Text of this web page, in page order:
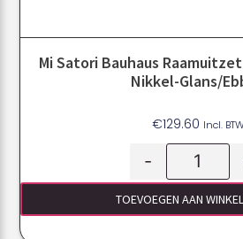
Mi Satori Bauhaus
Nikkel-Glans/
€129.60 Incl.
-
TOEVOEGEN AAN